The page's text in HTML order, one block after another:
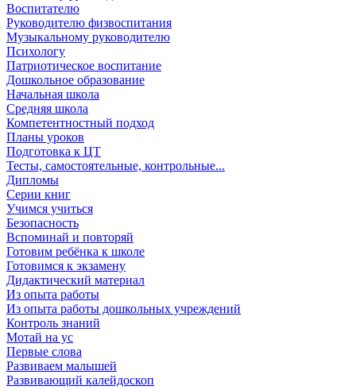
Воспитателю
Руководителю физвоспитания
Музыкальному руководителю
Психологу
Патриотическое воспитание
Дошкольное образование
Начальная школа
Средняя школа
Компетентностный подход
Планы уроков
Подготовка к ЦТ
Тесты, самостоятельные, контрольные...
Дипломы
Серии книг
Учимся учиться
Безопасность
Вспоминай и повторяй
Готовим ребёнка к школе
Готовимся к экзамену
Дидактический материал
Из опыта работы
Из опыта работы дошкольных учреждений
Контроль знаний
Мотай на ус
Первые слова
Развиваем малышей
Развивающий калейдоскоп